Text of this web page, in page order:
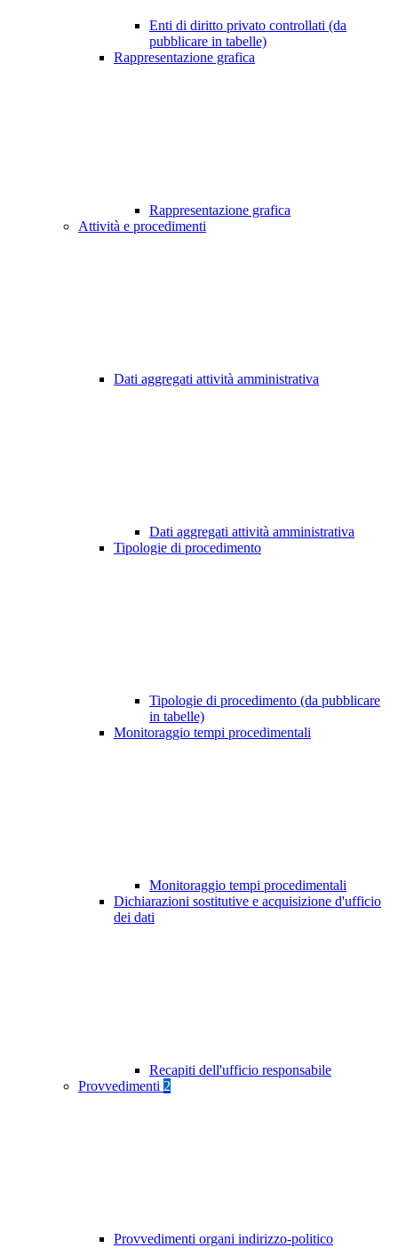
Enti di diritto privato controllati (da
pubblicare in tabelle)
Rappresentazione grafica
Rappresentazione grafica
Attività e procedimenti
Dati aggregati attività amministrativa
Dati aggregati attività amministrativa
Tipologie di procedimento
Tipologie di procedimento (da pubblicare
in tabelle)
Monitoraggio tempi procedimentali
Monitoraggio tempi procedimentali
Dichiarazioni sostitutive e acquisizione d'ufficio
dei dati
Recapiti dell'ufficio responsabile
Provvedimenti 2
Provvedimenti organi indirizzo-politico